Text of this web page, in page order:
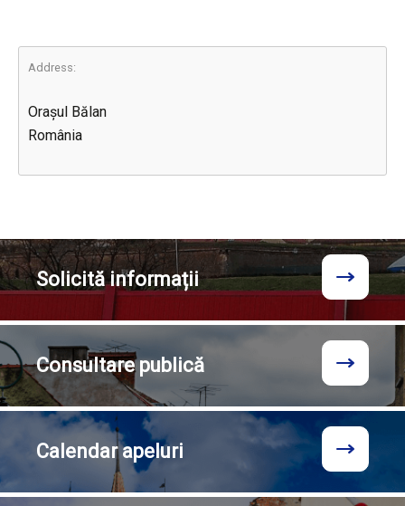
Address:
Orașul Bălan
România
Solicităinformații
Consultarepublică
Calendarapeluri